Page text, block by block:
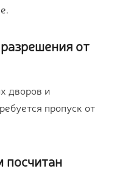
от
дворов и
пропуск от
посчитан